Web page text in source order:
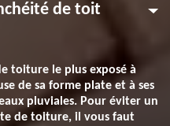
de toit
toiture le plus exposé à
de sa forme plate et à ses
pluviales. Pour éviter un
de toiture, il vous faut